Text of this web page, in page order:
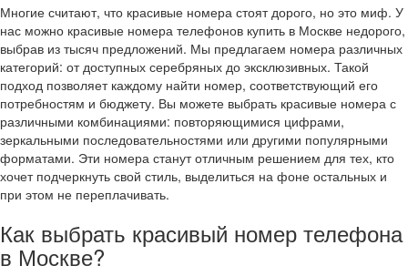
Многие считают, что красивые номера стоят дорого, но это миф. У
нас можно красивые номера телефонов купить в Москве недорого,
выбрав из тысяч предложений. Мы предлагаем номера различных
категорий: от доступных серебряных до эксклюзивных. Такой
подход позволяет каждому найти номер, соответствующий его
потребностям и бюджету. Вы можете выбрать красивые номера с
различными комбинациями: повторяющимися цифрами,
зеркальными последовательностями или другими популярными
форматами. Эти номера станут отличным решением для тех, кто
хочет подчеркнуть свой стиль, выделиться на фоне остальных и
при этом не переплачивать.
Как выбрать красивый номер телефона
в Москве?